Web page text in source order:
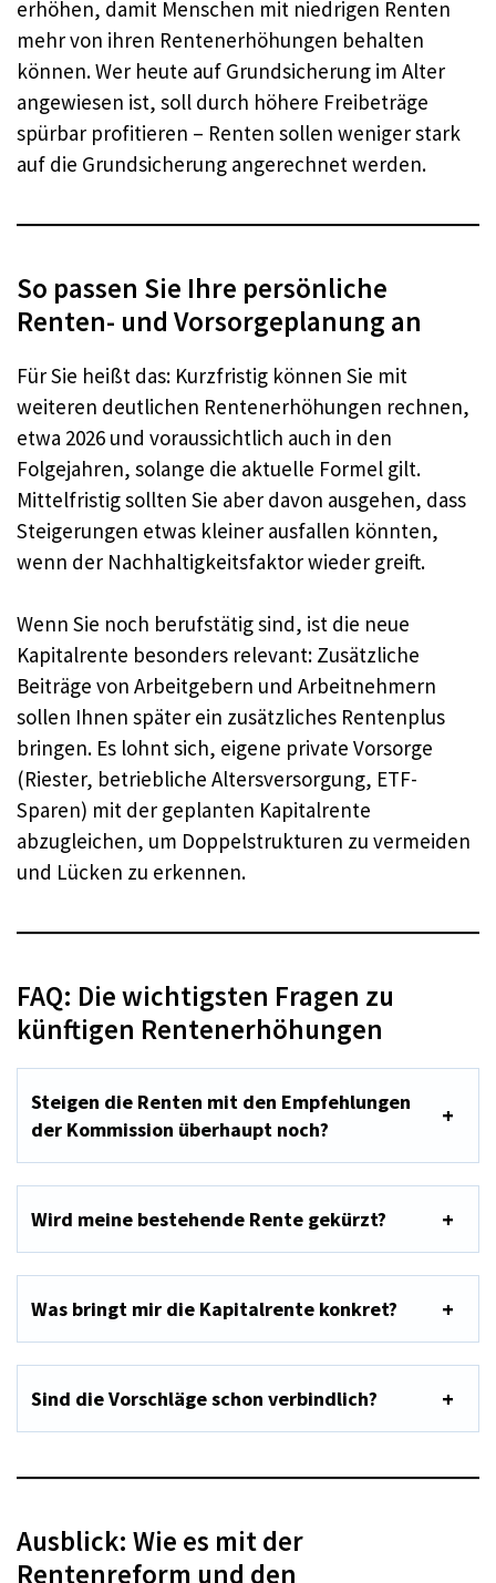
erhöhen, damit Menschen mit niedrigen Renten
mehr von ihren Rentenerhöhungen behalten
können. Wer heute auf Grundsicherung im Alter
angewiesen ist, soll durch höhere Freibeträge
spürbar profitieren – Renten sollen weniger stark
auf die Grundsicherung angerechnet werden.
So passen Sie Ihre persönliche
Renten- und Vorsorgeplanung an
Für Sie heißt das: Kurzfristig können Sie mit
weiteren deutlichen Rentenerhöhungen rechnen,
etwa 2026 und voraussichtlich auch in den
Folgejahren, solange die aktuelle Formel gilt.
Mittelfristig sollten Sie aber davon ausgehen, dass
Steigerungen etwas kleiner ausfallen könnten,
wenn der Nachhaltigkeitsfaktor wieder greift.
Wenn Sie noch berufstätig sind, ist die neue
Kapitalrente besonders relevant: Zusätzliche
Beiträge von Arbeitgebern und Arbeitnehmern
sollen Ihnen später ein zusätzliches Rentenplus
bringen. Es lohnt sich, eigene private Vorsorge
(Riester, betriebliche Altersversorgung, ETF-
Sparen) mit der geplanten Kapitalrente
abzugleichen, um Doppelstrukturen zu vermeiden
und Lücken zu erkennen.
FAQ: Die wichtigsten Fragen zu
künftigen Rentenerhöhungen
Steigen die Renten mit den Empfehlungen
der Kommission überhaupt noch?
Wird meine bestehende Rente gekürzt?
Was bringt mir die Kapitalrente konkret?
Sind die Vorschläge schon verbindlich?
Ausblick: Wie es mit der
Rentenreform und den